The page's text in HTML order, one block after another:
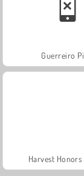
Guerreiro
Harvest Honors